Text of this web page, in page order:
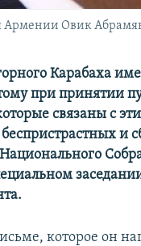
Армении Овик
Карабаха
при принятии
связаны с
и
Национального
которое он